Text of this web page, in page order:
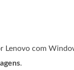
Lenovo com
.